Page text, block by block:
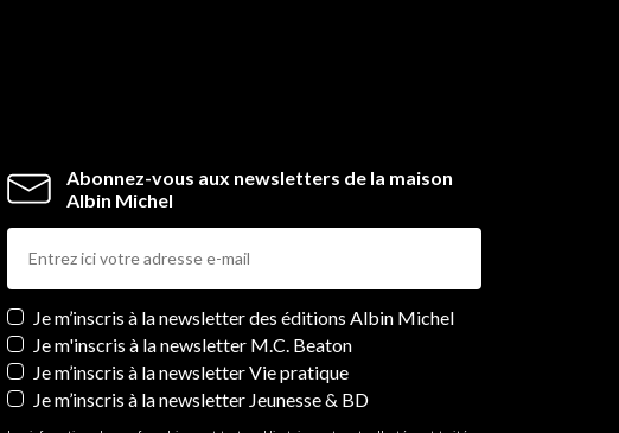
Abonnez-vous aux newsletters de la maison
Albin Michel
Newsletters
Je m’inscris à la newsletter des éditions Albin Michel
Je m'inscris à la newsletter M.C. Beaton
Je m’inscris à la newsletter Vie pratique
Je m’inscris à la newsletter Jeunesse & BD